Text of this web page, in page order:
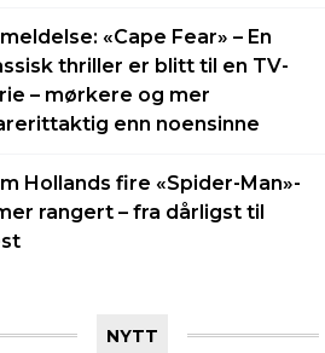
«Cape Fear» – En
thriller er blitt til en TV-
– mørkere og mer
enn noensinne
Hollands fire «Spider-Man»-
rangert – fra dårligst til
NYTT